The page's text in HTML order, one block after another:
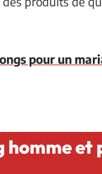
pour un
homme et